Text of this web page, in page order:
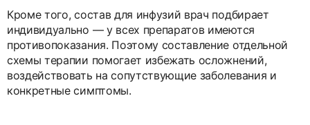
Кроме того, состав для инфузий врач подбирает
индивидуально — у всех препаратов имеются
противопоказания. Поэтому составление отдельной
схемы терапии помогает избежать осложнений,
воздействовать на сопутствующие заболевания и
конкретные симптомы.